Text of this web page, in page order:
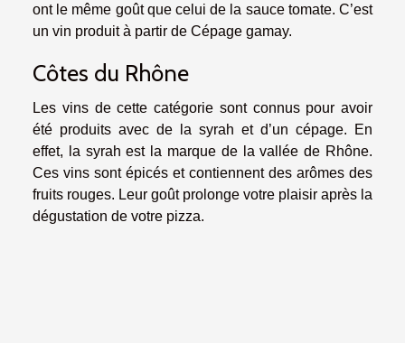
ont le même goût que celui de la sauce tomate. C’est
un vin produit à partir de Cépage gamay.
Côtes du Rhône
Les vins de cette catégorie sont connus pour avoir
été produits avec de la syrah et d’un cépage. En
effet, la syrah est la marque de la vallée de Rhône.
Ces vins sont épicés et contiennent des arômes des
fruits rouges. Leur goût prolonge votre plaisir après la
dégustation de votre pizza.